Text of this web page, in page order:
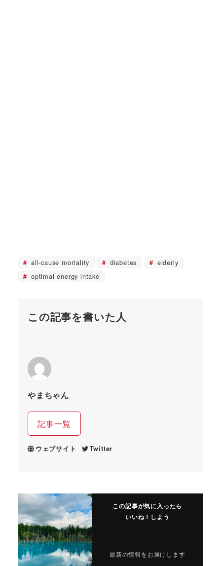
all-cause mortality diabetes
elderly
optimal energy intake
この記事を書いた人
やまちゃん
記事一覧
ウェブサイト Twitter
この記事が気に入ったら
いいね！しよう
最新の情報をお届けします